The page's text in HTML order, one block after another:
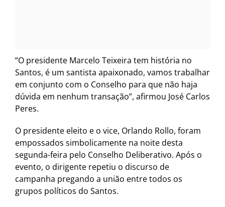
“O presidente Marcelo Teixeira tem história no
Santos, é um santista apaixonado, vamos trabalhar
em conjunto com o Conselho para que não haja
dúvida em nenhum transação”, afirmou José Carlos
Peres.
O presidente eleito e o vice, Orlando Rollo, foram
empossados simbolicamente na noite desta
segunda-feira pelo Conselho Deliberativo. Após o
evento, o dirigente repetiu o discurso de
campanha pregando a união entre todos os
grupos políticos do Santos.